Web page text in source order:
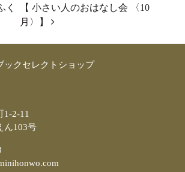
ーション
く
【 小さい人のおはなし会 〈10
月〉】
ックセレクトショップ
1-2-11
ん103号